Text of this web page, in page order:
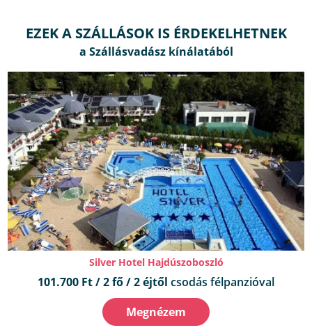
EZEK A SZÁLLÁSOK IS ÉRDEKELHETNEK
Silver Hotel Hajdúszoboszló
101.700 Ft / 2 fő / 2 éjtől csodás félpanzióval
Megnézem